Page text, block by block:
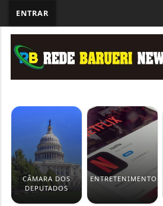
ENTRAR
CÂMARA DOS
DEPUTADOS
ENTRETENIMENTO